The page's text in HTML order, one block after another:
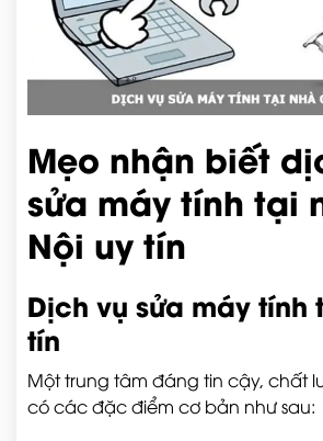
Mẹo nhận biết
sửa máy tính tại
Nội uy tín
Dịch vụ sửa máy tính
tín
Một trung tâm đáng tin cậy, chất
có các đặc điểm cơ bản như sau: